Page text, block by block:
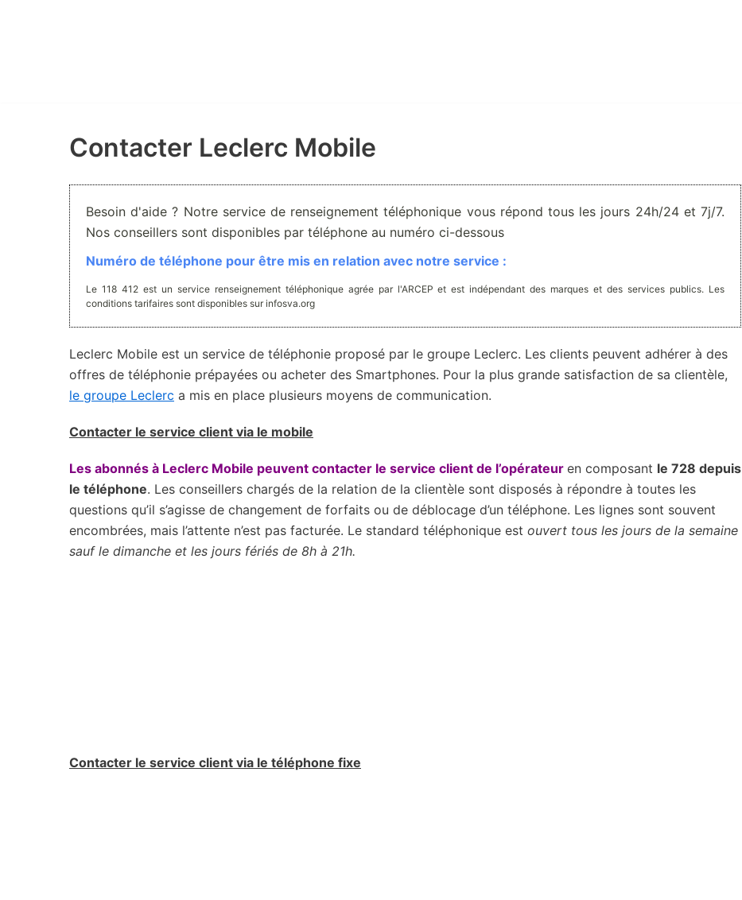
Contacter Leclerc Mobile
Besoin d'aide ? Notre service de renseignement téléphonique vous répond tous les jours 24h/24 et 7j/7.
Nos conseillers sont disponibles par téléphone au numéro ci-dessous
Numéro de téléphone pour être mis en relation avec notre service :
Le 118 412 est un service renseignement téléphonique agrée par l'ARCEP et est indépendant des marques et des services publics. Les
conditions tarifaires sont disponibles sur infosva.org
Leclerc Mobile est un service de téléphonie proposé par le groupe Leclerc. Les clients peuvent adhérer à des
offres de téléphonie prépayées ou acheter des Smartphones. Pour la plus grande satisfaction de sa clientèle,
le groupe Leclerc a mis en place plusieurs moyens de communication.
Contacter le service client via le mobile
Les abonnés à Leclerc Mobile peuvent contacter le service client de l’opérateur en composant le 728 depuis
le téléphone. Les conseillers chargés de la relation de la clientèle sont disposés à répondre à toutes les
questions qu’il s’agisse de changement de forfaits ou de déblocage d’un téléphone. Les lignes sont souvent
encombrées, mais l’attente n’est pas facturée. Le standard téléphonique est ouvert tous les jours de la semaine
sauf le dimanche et les jours fériés de 8h à 21h.
Contacter le service client via le téléphone fixe